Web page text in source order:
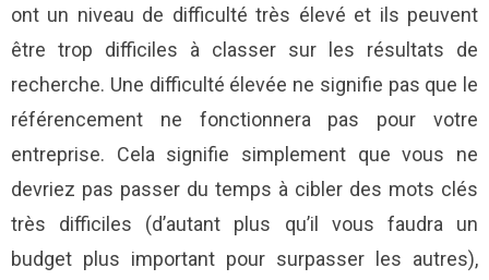
ont un niveau de difficulté très élevé et ils peuvent
être trop difficiles à classer sur les résultats de
recherche. Une difficulté élevée ne signifie pas que le
référencement ne fonctionnera pas pour votre
entreprise. Cela signifie simplement que vous ne
devriez pas passer du temps à cibler des mots clés
très difficiles (d’autant plus qu’il vous faudra un
budget plus important pour surpasser les autres),